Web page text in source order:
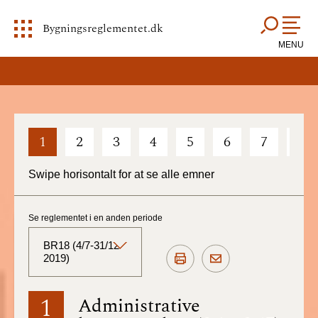
Bygningsreglementet.dk
MENU
1 2 3 4 5 6 7
Swipe horisontalt for at se alle emner
1 Administrative
Se reglementet i en anden periode
BR18 (4/7-31/12
2019)
BR18 (Aktuelt)